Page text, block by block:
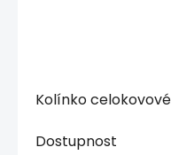
Kolínko
Dostupnost